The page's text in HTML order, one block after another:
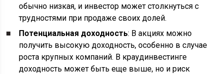
обычно низкая, и инвестор может столкнуться с
трудностями при продаже своих долей.
Потенциальная доходность: В акциях можно
получить высокую доходность, особенно в случае
роста крупных компаний. В краудинвестинге
доходность может быть еще выше, но и риск